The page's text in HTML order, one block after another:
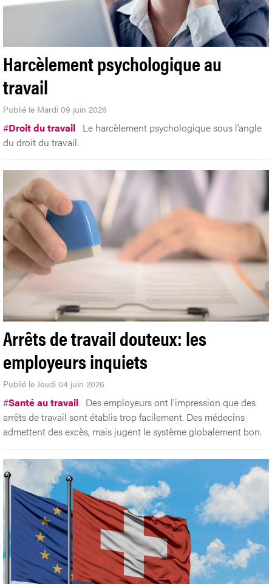
Harcèlement psychologique au
travail
Publié le Mardi 09 juin 2026
#Droit du travail Le harcèlement psychologique sous l’angle
du droit du travail.
Arrêts de travail douteux: les
employeurs inquiets
Publié le Jeudi 04 juin 2026
#Santé au travail Des employeurs ont l'impression que des
arrêts de travail sont établis trop facilement. Des médecins
admettent des excès, mais jugent le système globalement bon.